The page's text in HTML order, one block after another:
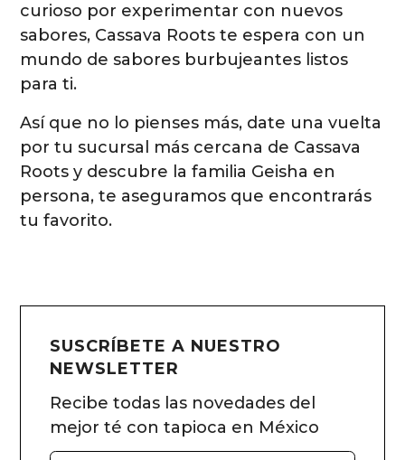
curioso por experimentar con nuevos
sabores, Cassava Roots te espera con un
mundo de sabores burbujeantes listos
para ti.
Así que no lo pienses más, date una vuelta
por tu sucursal más cercana de Cassava
Roots y descubre la familia Geisha en
persona, te aseguramos que encontrarás
tu favorito.
SUSCRÍBETE A NUESTRO
NEWSLETTER
Recibe todas las novedades del
mejor té con tapioca en México